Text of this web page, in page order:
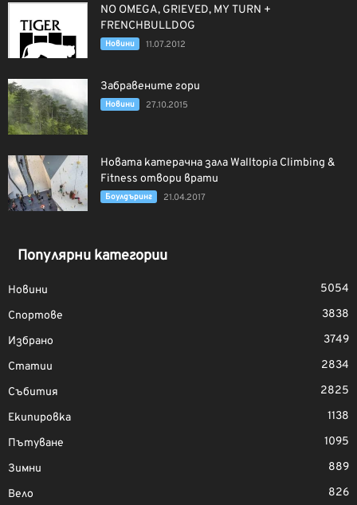
NO OMEGA, GRIEVED, MY TURN +
FRENCHBULLDOG
Новини 11.07.2012
Забравените гори
Новини 27.10.2015
Новата катерачна зала Walltopia Climbing &
Fitness отвори врати
Боулдъринг 21.04.2017
Популярни категории
Новини
5054
Спортове
3838
Избрано
3749
Статии
2834
Събития
2825
Екипировка
1138
Пътуване
1095
Зимни
889
Вело
826